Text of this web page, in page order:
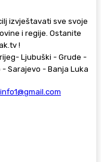
izvještavati sve svoje
i regije. Ostanite
!
Ljubuški - Grude -
Sarajevo - Banja Luka